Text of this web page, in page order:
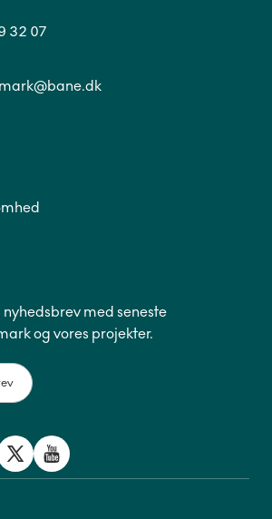
32 07
med seneste
og vores projekter.